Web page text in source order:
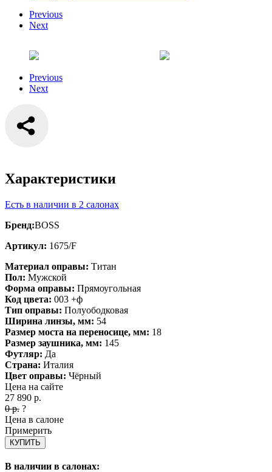
Previous
Next
Previous
Next
Характеристики
Есть в наличии в 2 салонах
Бренд:BOSS
Артикул: 1675/F
Материал оправы: Титан
Пол: Мужской
Форма оправы: Прямоугольная
Код цвета: 003 +ф
Тип оправы: Полуободковая
Ширина линзы, мм: 54
Размер моста на переносице, мм: 18
Размер заушника, мм: 145
Футляр: Да
Страна: Италия
Цвет оправы: Чёрный
Цена на сайте
27 890 р.
0р. ?
Цена в салоне
Примерить
КУПИТЬ
В наличии в салонах: